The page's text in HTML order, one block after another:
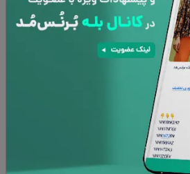
mina شنبه 27 مرداد 1403 - 17:55:35
محصول را پیشنهاد میکنم
البته من دادم اتو
یفشو عالی شد تو
یکم بهم ریخته بود
خنک و راحت